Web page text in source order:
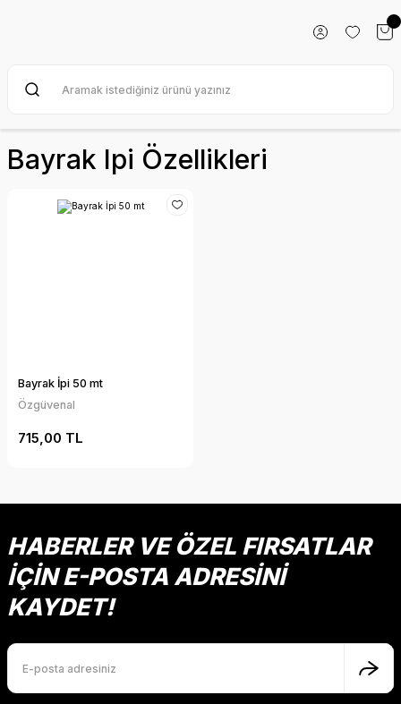
Bayrak Ipi Özellikleri
Bayrak İpi 50 mt
Özgüvenal
715,00 TL
HABERLER VE ÖZEL FIRSATLAR
İÇİN E-POSTA ADRESİNİ
KAYDET!